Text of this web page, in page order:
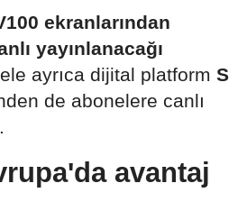
ekranlarından
yayınlanacağı
ayrıca dijital platform S
de abonelere canlı
avantaj